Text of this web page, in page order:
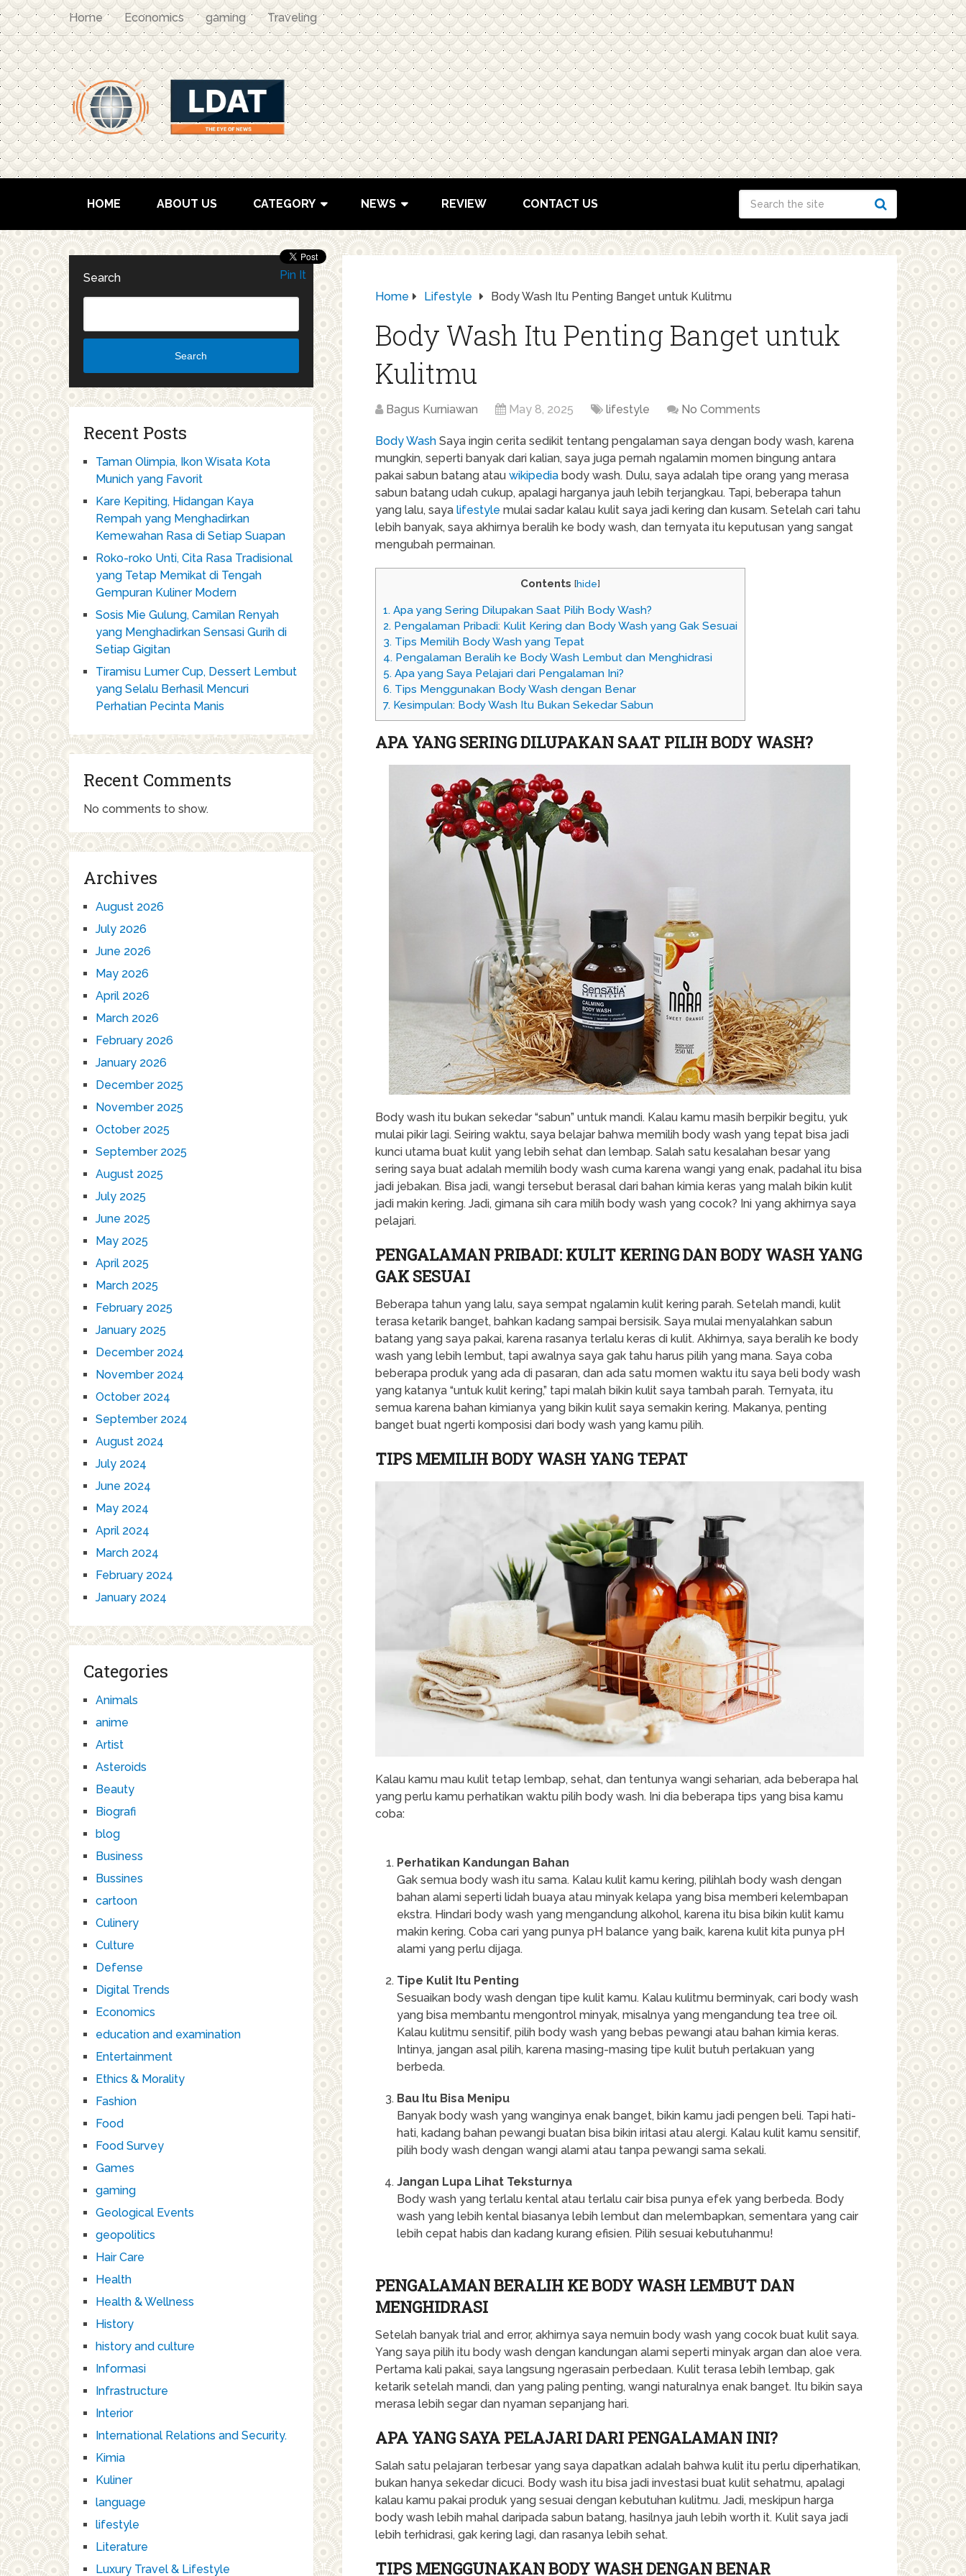
Home Economics gaming Traveling
HOME ABOUT US CATEGORY NEWS REVIEW CONTACT US
Home Lifestyle Body Wash Itu Penting Banget untuk Kulitmu
Body Wash Itu Penting Banget untuk
Kulitmu
Bagus Kurniawan May 8, 2025 lifestyle No Comments
Body Wash Saya ingin cerita sedikit tentang pengalaman saya dengan body wash, karena
mungkin, seperti banyak dari kalian, saya juga pernah ngalamin momen bingung antara
pakai sabun batang atau wikipedia body wash. Dulu, saya adalah tipe orang yang merasa
sabun batang udah cukup, apalagi harganya jauh lebih terjangkau. Tapi, beberapa tahun
yang lalu, saya lifestyle mulai sadar kalau kulit saya jadi kering dan kusam. Setelah cari tahu
lebih banyak, saya akhirnya beralih ke body wash, dan ternyata itu keputusan yang sangat
mengubah permainan.
Contents [hide]
1. Apa yang Sering Dilupakan Saat Pilih Body Wash?
2. Pengalaman Pribadi: Kulit Kering dan Body Wash yang Gak Sesuai
3. Tips Memilih Body Wash yang Tepat
4. Pengalaman Beralih ke Body Wash Lembut dan Menghidrasi
5. Apa yang Saya Pelajari dari Pengalaman Ini?
6. Tips Menggunakan Body Wash dengan Benar
7. Kesimpulan: Body Wash Itu Bukan Sekedar Sabun
APA YANG SERING DILUPAKAN SAAT PILIH BODY WASH?
Body wash itu bukan sekedar “sabun” untuk mandi. Kalau kamu masih berpikir begitu, yuk
mulai pikir lagi. Seiring waktu, saya belajar bahwa memilih body wash yang tepat bisa jadi
kunci utama buat kulit yang lebih sehat dan lembap. Salah satu kesalahan besar yang
sering saya buat adalah memilih body wash cuma karena wangi yang enak, padahal itu bisa
jadi jebakan. Bisa jadi, wangi tersebut berasal dari bahan kimia keras yang malah bikin kulit
jadi makin kering. Jadi, gimana sih cara milih body wash yang cocok? Ini yang akhirnya saya
pelajari.
PENGALAMAN PRIBADI: KULIT KERING DAN BODY WASH YANG
GAK SESUAI
Beberapa tahun yang lalu, saya sempat ngalamin kulit kering parah. Setelah mandi, kulit
terasa ketarik banget, bahkan kadang sampai bersisik. Saya mulai menyalahkan sabun
batang yang saya pakai, karena rasanya terlalu keras di kulit. Akhirnya, saya beralih ke body
wash yang lebih lembut, tapi awalnya saya gak tahu harus pilih yang mana. Saya coba
beberapa produk yang ada di pasaran, dan ada satu momen waktu itu saya beli body wash
yang katanya “untuk kulit kering,” tapi malah bikin kulit saya tambah parah. Ternyata, itu
semua karena bahan kimianya yang bikin kulit saya semakin kering. Makanya, penting
banget buat ngerti komposisi dari body wash yang kamu pilih.
TIPS MEMILIH BODY WASH YANG TEPAT
Kalau kamu mau kulit tetap lembap, sehat, dan tentunya wangi seharian, ada beberapa hal
yang perlu kamu perhatikan waktu pilih body wash. Ini dia beberapa tips yang bisa kamu
coba:
Perhatikan Kandungan Bahan
Gak semua body wash itu sama. Kalau kulit kamu kering, pilihlah body wash dengan
bahan alami seperti lidah buaya atau minyak kelapa yang bisa memberi kelembapan
ekstra. Hindari body wash yang mengandung alkohol, karena itu bisa bikin kulit kamu
makin kering. Coba cari yang punya pH balance yang baik, karena kulit kita punya pH
alami yang perlu dijaga.
Tipe Kulit Itu Penting
Sesuaikan body wash dengan tipe kulit kamu. Kalau kulitmu berminyak, cari body wash
yang bisa membantu mengontrol minyak, misalnya yang mengandung tea tree oil.
Kalau kulitmu sensitif, pilih body wash yang bebas pewangi atau bahan kimia keras.
Intinya, jangan asal pilih, karena masing-masing tipe kulit butuh perlakuan yang
berbeda.
Bau Itu Bisa Menipu
Banyak body wash yang wanginya enak banget, bikin kamu jadi pengen beli. Tapi hati-
hati, kadang bahan pewangi buatan bisa bikin iritasi atau alergi. Kalau kulit kamu sensitif,
pilih body wash dengan wangi alami atau tanpa pewangi sama sekali.
Jangan Lupa Lihat Teksturnya
Body wash yang terlalu kental atau terlalu cair bisa punya efek yang berbeda. Body
wash yang lebih kental biasanya lebih lembut dan melembapkan, sementara yang cair
lebih cepat habis dan kadang kurang efisien. Pilih sesuai kebutuhanmu!
PENGALAMAN BERALIH KE BODY WASH LEMBUT DAN
MENGHIDRASI
Setelah banyak trial and error, akhirnya saya nemuin body wash yang cocok buat kulit saya.
Yang saya pilih itu body wash dengan kandungan alami seperti minyak argan dan aloe vera.
Pertama kali pakai, saya langsung ngerasain perbedaan. Kulit terasa lebih lembap, gak
ketarik setelah mandi, dan yang paling penting, wangi naturalnya enak banget. Itu bikin saya
merasa lebih segar dan nyaman sepanjang hari.
APA YANG SAYA PELAJARI DARI PENGALAMAN INI?
Salah satu pelajaran terbesar yang saya dapatkan adalah bahwa kulit itu perlu diperhatikan,
bukan hanya sekedar dicuci. Body wash itu bisa jadi investasi buat kulit sehatmu, apalagi
kalau kamu pakai produk yang sesuai dengan kebutuhan kulitmu. Jadi, meskipun harga
body wash lebih mahal daripada sabun batang, hasilnya jauh lebih worth it. Kulit saya jadi
lebih terhidrasi, gak kering lagi, dan rasanya lebih sehat.
TIPS MENGGUNAKAN BODY WASH DENGAN BENAR
Pin It
Search
Search
Recent Posts
Taman Olimpia, Ikon Wisata Kota
Munich yang Favorit
Kare Kepiting, Hidangan Kaya
Rempah yang Menghadirkan
Kemewahan Rasa di Setiap Suapan
Roko-roko Unti, Cita Rasa Tradisional
yang Tetap Memikat di Tengah
Gempuran Kuliner Modern
Sosis Mie Gulung, Camilan Renyah
yang Menghadirkan Sensasi Gurih di
Setiap Gigitan
Tiramisu Lumer Cup, Dessert Lembut
yang Selalu Berhasil Mencuri
Perhatian Pecinta Manis
Recent Comments
No comments to show.
Archives
August 2026
July 2026
June 2026
May 2026
April 2026
March 2026
February 2026
January 2026
December 2025
November 2025
October 2025
September 2025
August 2025
July 2025
June 2025
May 2025
April 2025
March 2025
February 2025
January 2025
December 2024
November 2024
October 2024
September 2024
August 2024
July 2024
June 2024
May 2024
April 2024
March 2024
February 2024
January 2024
Categories
Animals
anime
Artist
Asteroids
Beauty
Biografi
blog
Business
Bussines
cartoon
Culinery
Culture
Defense
Digital Trends
Economics
education and examination
Entertainment
Ethics & Morality
Fashion
Food
Food Survey
Games
gaming
Geological Events
geopolitics
Hair Care
Health
Health & Wellness
History
history and culture
Informasi
Infrastructure
Interior
International Relations and Security.
Kimia
Kuliner
language
lifestyle
Literature
Luxury Travel & Lifestyle